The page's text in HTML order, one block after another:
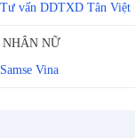
vấn DDTXD Tân Việt
NHÂN NỮ
Vina